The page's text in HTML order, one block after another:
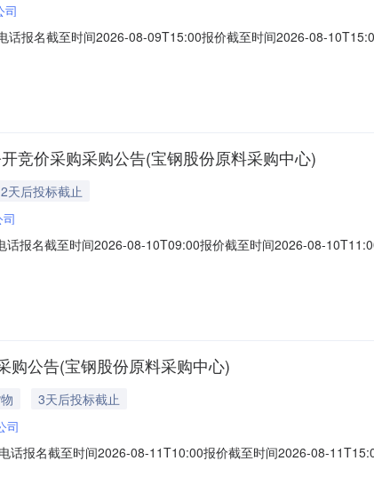
司
报名截至时间2026-08-09T15:00报价截至时间2026-08-
：定价说明：湿公吨。限价类别：。价格条款：FOB。交货日期
竞价采购采购公告(宝钢股份原料采购中心)
2天后投标截止
报名截至时间2026-08-10T09:00报价截至时间2026-08-
：湿公吨。限价类别：。价格条款：FOB。交货日期截止到【
购公告(宝钢股份原料采购中心)
3天后投标截止
司
话报名截至时间2026-08-11T10:00报价截至时间2026-08-